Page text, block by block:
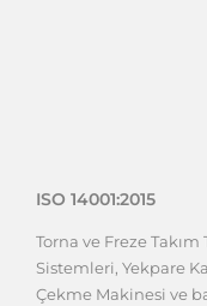
ISO 14001:2015
Torna ve Freze
Sistemleri, Yekpare
Çekme Makinesi ve